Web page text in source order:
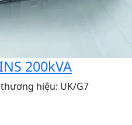
200kVA
thương hiệu: UK/G7